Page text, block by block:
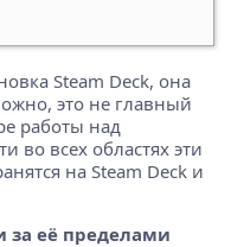
Steam Deck, она
это не главный
работы над
во всех областях эти
на Steam Deck и
за её пределами